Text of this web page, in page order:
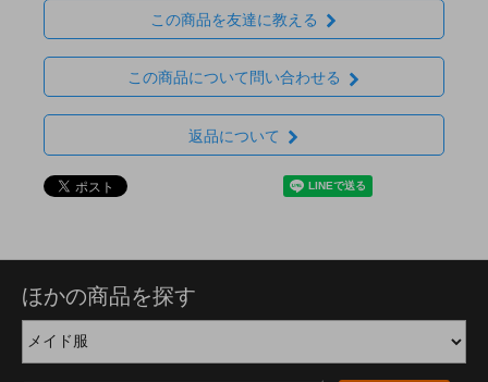
この商品を友達に教える
この商品について問い合わせる
返品について
ほかの商品を探す